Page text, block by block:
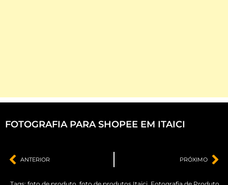
FOTOGRAFIA PARA SHOPEE EM ITAICI
ANTERIOR PRÓXIMO